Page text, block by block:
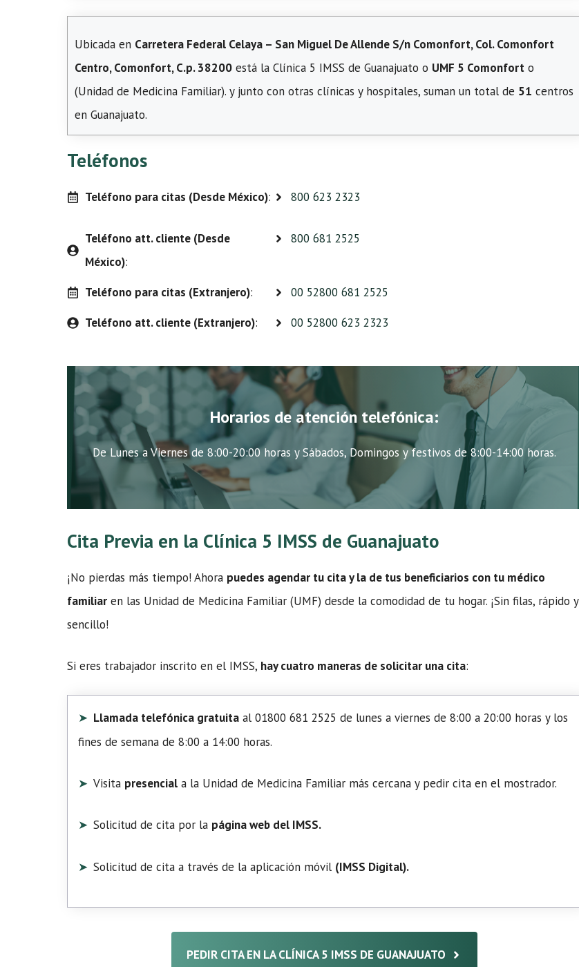
Ubicada en Carretera Federal Celaya – San Miguel De Allende S/n Comonfort, Col. Comonfort
Centro, Comonfort, C.p. 38200 está la Clínica 5 IMSS de Guanajuato o UMF 5 Comonfort o
(Unidad de Medicina Familiar). y junto con otras clínicas y hospitales, suman un total de 51 centros
en Guanajuato.
Teléfonos
Teléfono para citas (Desde México): 800 623 2323
Teléfono att. cliente (Desde
México):
800 681 2525
Teléfono para citas (Extranjero):
00 52800 681 2525
Teléfono att. cliente (Extranjero): 00 52800 623 2323
Horarios de atención telefónica:
De Lunes a Viernes de 8:00-20:00 horas y Sábados, Domingos y festivos de 8:00-14:00 horas.
Cita Previa en la Clínica 5 IMSS de Guanajuato
¡No pierdas más tiempo! Ahora puedes agendar tu cita y la de tus beneficiarios con tu médico
familiar en las Unidad de Medicina Familiar (UMF) desde la comodidad de tu hogar. ¡Sin filas, rápido y
sencillo!
Si eres trabajador inscrito en el IMSS, hay cuatro maneras de solicitar una cita:
Llamada telefónica gratuita al 01800 681 2525 de lunes a viernes de 8:00 a 20:00 horas y los
fines de semana de 8:00 a 14:00 horas.
Visita presencial a la Unidad de Medicina Familiar más cercana y pedir cita en el mostrador.
Solicitud de cita por la página web del IMSS.
Solicitud de cita a través de la aplicación móvil (IMSS Digital).
PEDIR CITA EN LA CLÍNICA 5 IMSS DE GUANAJUATO